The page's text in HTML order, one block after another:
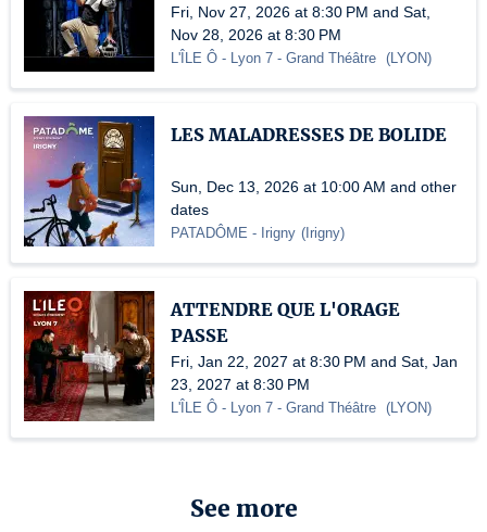
Fri, Nov 27, 2026 at 8:30 PM and Sat,
Nov 28, 2026 at 8:30 PM
L'ÎLE Ô - Lyon 7 - Grand Théâtre (LYON)
LES MALADRESSES DE BOLIDE
Sun, Dec 13, 2026 at 10:00 AM and other
dates
PATADÔME - Irigny ( Irigny)
ATTENDRE QUE L'ORAGE
PASSE
Fri, Jan 22, 2027 at 8:30 PM and Sat, Jan
23, 2027 at 8:30 PM
L'ÎLE Ô - Lyon 7 - Grand Théâtre (LYON)
See more